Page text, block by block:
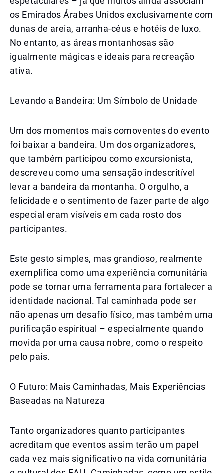
os Emirados Árabes Unidos exclusivamente com
dunas de areia, arranha-céus e hotéis de luxo.
No entanto, as áreas montanhosas são
igualmente mágicas e ideais para recreação
ativa.
Levando a Bandeira: Um Símbolo de Unidade
Um dos momentos mais comoventes do evento
foi baixar a bandeira. Um dos organizadores,
que também participou como excursionista,
descreveu como uma sensação indescritível
levar a bandeira da montanha. O orgulho, a
felicidade e o sentimento de fazer parte de algo
especial eram visíveis em cada rosto dos
participantes.
Este gesto simples, mas grandioso, realmente
exemplifica como uma experiência comunitária
pode se tornar uma ferramenta para fortalecer a
identidade nacional. Tal caminhada pode ser
não apenas um desafio físico, mas também uma
purificação espiritual – especialmente quando
movida por uma causa nobre, como o respeito
pelo país.
O Futuro: Mais Caminhadas, Mais Experiências
Baseadas na Natureza
Tanto organizadores quanto participantes
acreditam que eventos assim terão um papel
cada vez mais significativo na vida comunitária